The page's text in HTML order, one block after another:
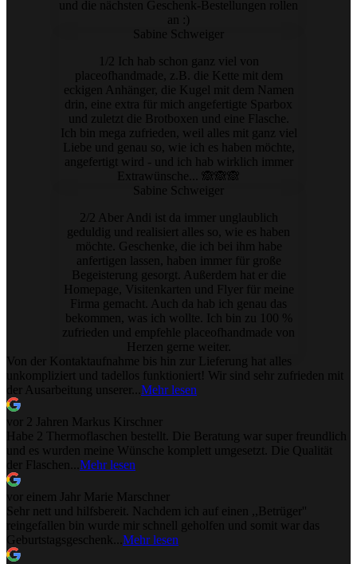
und die nächsten Geschenk-Bestellungen rollen
an :)
Sabine Schweiger
1/2 Ich hab schon ganz viel von
placeofhandmade, z.B. die Kette mit dem
eckigen Anhänger, die Kugel mit dem Namen
drin, eine extra für mich angefertigte Sparbox
und zuletzt die Brotboxen und eine Flasche.
Ich bin mega zufrieden, weil alles mit ganz viel
Liebe und genau so, wie ich es haben möchte,
angefertigt wird - und ich hab wirklich immer
Extrawünsche... 🙈🙈🙈
Sabine Schweiger
2/2 Aber Andi ist da immer unglaublich
geduldig und realisiert alles so, wie es haben
möchte. Geschenke, die ich bei ihm habe
anfertigen lassen, haben immer für große
Begeisterung gesorgt. Außerdem hat er die
Homepage, Visitenkarten und Flyer für meine
Firma gemacht. Auch da hab ich genau das
bekommen, was ich wollte. Ich bin zu 100 %
zufrieden und empfehle placeofhandmade von
Herzen gerne weiter.
Von der Kontaktaufnahme bis hin zur Lieferung hat alles
unkompliziert und tadellos funktioniert! Wir sind sehr zufrieden mit
der Ausarbeitung unserer... Mehr lesen
vor 2 Jahren Markus Kirschner
Habe 2 Thermoflaschen bestellt. Die Beratung war super freundlich
und es wurden meine Wünsche komplett umgesetzt. Die Qualität
der Flaschen... Mehr lesen
vor einem Jahr
Marie Marschner
Sehr nett und hilfsbereit. Nachdem ich auf einen ,,Betrüger''
reingefallen bin wurde mir schnell geholfen und somit war das
Geburtstagsgeschenk... Mehr lesen